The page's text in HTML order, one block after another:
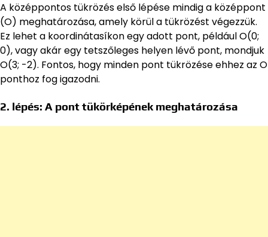
A középpontos tükrözés első lépése mindig a középpont
(O) meghatározása, amely körül a tükrözést végezzük.
Ez lehet a koordinátasíkon egy adott pont, például O(0;
0), vagy akár egy tetszőleges helyen lévő pont, mondjuk
O(3; -2). Fontos, hogy minden pont tükrözése ehhez az O
ponthoz fog igazodni.
2. lépés: A pont tükörképének meghatározása